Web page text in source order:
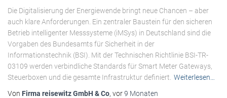
Die Digitalisierung der Energiewende bringt neue Chancen – aber
auch klare Anforderungen. Ein zentraler Baustein für den sicheren
Betrieb intelligenter Messsysteme (iMSys) in Deutschland sind die
Vorgaben des Bundesamts für Sicherheit in der
Informationstechnik (BSI). Mit der Technischen Richtlinie BSI-TR-
03109 werden verbindliche Standards für Smart Meter Gateways,
Steuerboxen und die gesamte Infrastruktur definiert. Weiterlesen…
Von Firma reisewitz GmbH & Co, vor9 Monaten